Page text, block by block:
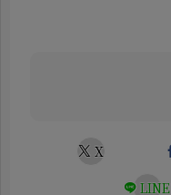
X
LINE